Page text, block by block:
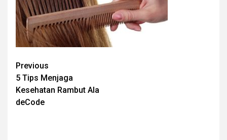
Post
navigation
Previous
5 Tips Menjaga
Kesehatan Rambut Ala
deCode